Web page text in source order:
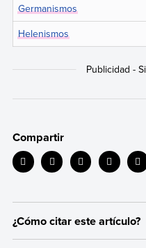
Germanismos
Helenismos
Compartir
¿Cómo citar este artículo?